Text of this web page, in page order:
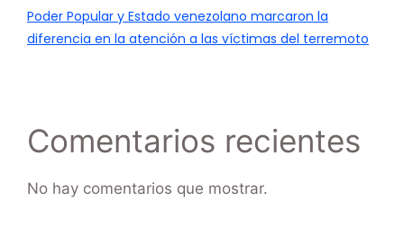
Poder Popular y Estado venezolano marcaron la
diferencia en la atención a las víctimas del terremoto
Comentarios recientes
No hay comentarios que mostrar.